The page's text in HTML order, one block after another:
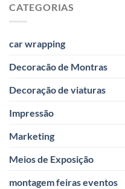
CATEGORIAS
car wrapping
Decoracão de Montras
Decoração de viaturas
Impressão
Marketing
Meios de Exposição
montagem feiras eventos